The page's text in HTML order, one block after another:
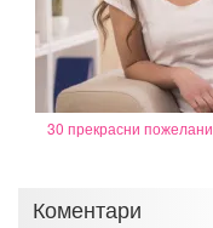
30 прекрасни
Коментари